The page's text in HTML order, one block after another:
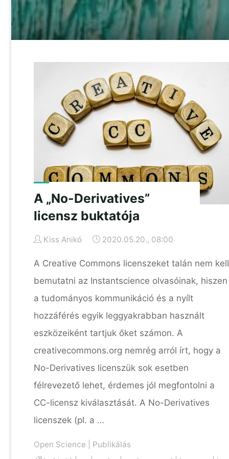
A „No-Derivatives”
licensz buktatója
Kiss Anikó 2020.05.20., 08:00
A Creative Commons licenszeket talán nem kell
bemutatni az Instantscience olvasóinak, hiszen
a tudományos kommunikáció és a nyílt
hozzáférés egyik leggyakrabban használt
eszközeiként tartjuk őket számon. A
creativecommons.org nemrég arról írt, hogy a
No-Derivatives licenszük sok esetben
félrevezető lehet, érdemes jól megfontolni a
CC-licensz kiválasztását. A No-Derivatives
licenszek (pl. a …
Open Science
Publikálás